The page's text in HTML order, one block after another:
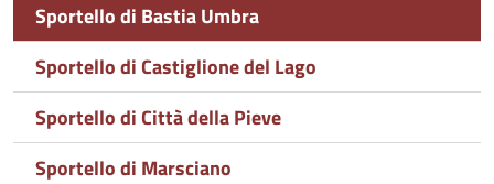
Sportello di Bastia Umbra
Sportello di Castiglione del Lago
Sportello di Città della Pieve
Sportello di Marsciano